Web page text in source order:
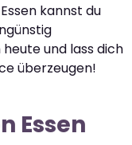
kannst du
und lass dich
überzeugen!
Essen